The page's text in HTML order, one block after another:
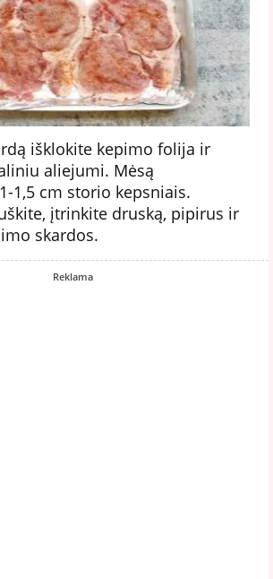
išklokite kepimo folija ir
aliejumi. Mėsą
1,5 cm storio kepsniais.
įtrinkite druską, pipirus ir
skardos.
Reklama